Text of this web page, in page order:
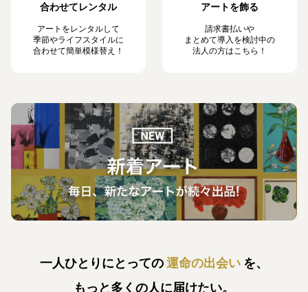
合わせてレンタル
アートをレンタルして
季節やライフスタイルに
合わせて簡単模様替え！
アートを飾る
請求書払いや
まとめて導入を検討中の
法人の方はこちら！
一人ひとりにとっての運命の出会い を、
もっと多くの人に届けたい。